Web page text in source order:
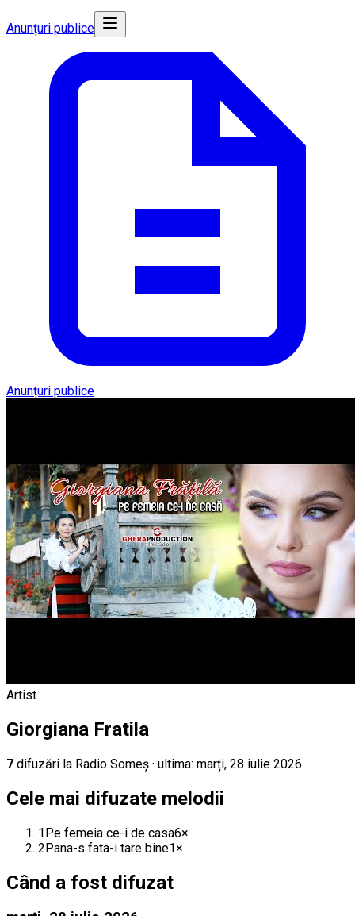
Anunțuri publice
Anunțuri publice
Artist
Giorgiana Fratila
7 difuzări la Radio Someș · ultima: marți, 28 iulie 2026
Cele mai difuzate melodii
1Pe femeia ce-i de casa6×
2Pana-s fata-i tare bine1×
Când a fost difuzat